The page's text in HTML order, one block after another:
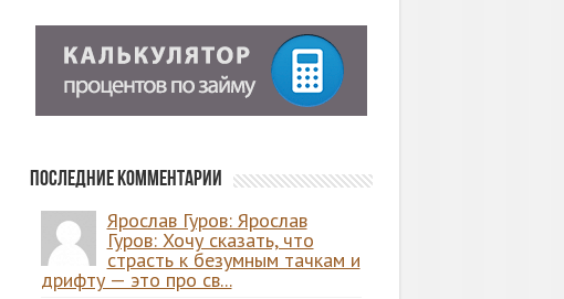
Последние комментарии
Ярослав Гуров: Ярослав
Гуров: Хочу сказать, что
страсть к безумным тачкам и
дрифту — это про св...